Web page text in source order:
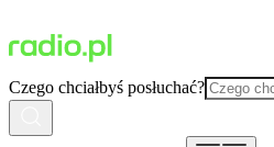
Czego chciałbyś posłuchać?